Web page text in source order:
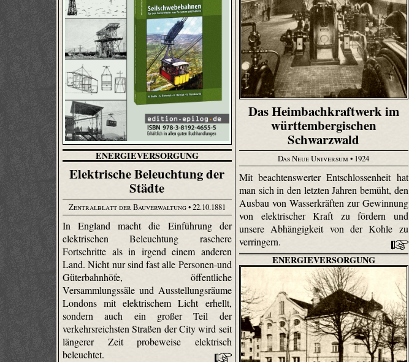
ENERGIEVERSORGUNG
Elektrische Beleuchtung der
Städte
Zentralblatt der Bauverwaltung• 22.10.1881
In England macht die Einführung der
elektrischen Beleuchtung raschere
Fortschritte als in irgend einem anderen
Land. Nicht nur sind fast alle Personen-und
Güterbahnhöfe, öffentliche
Versammlungssäle und Ausstellungsräume
Londons mit elektrischem Licht erhellt,
sondern auch ein großer Teil der
verkehrsreichsten Straßen der City wird seit
längerer Zeit probeweise elektrisch
beleuchtet.
Das Heimbachkraftwerk im
württembergischen
Schwarzwald
Das Neue Universum • 1924
Mit beachtenswerter Entschlossenheit hat
man sich in den letzten Jahren bemüht, den
Ausbau von Wasserkräften zur Gewinnung
von elektrischer Kraft zu fördern und
unsere Abhängigkeit von der Kohle zu
verringern.
ENERGIEVERSORGUNG